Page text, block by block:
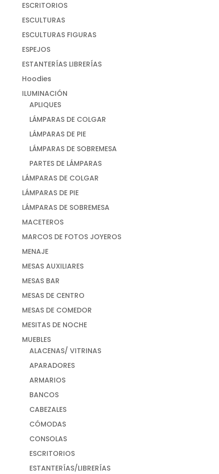
ESCRITORIOS
ESCULTURAS
ESCULTURAS FIGURAS
ESPEJOS
ESTANTERÍAS LIBRERÍAS
Hoodies
ILUMINACIÓN
APLIQUES
LÁMPARAS DE COLGAR
LÁMPARAS DE PIE
LÁMPARAS DE SOBREMESA
PARTES DE LÁMPARAS
LÁMPARAS DE COLGAR
LÁMPARAS DE PIE
LÁMPARAS DE SOBREMESA
MACETEROS
MARCOS DE FOTOS JOYEROS
MENAJE
MESAS AUXILIARES
MESAS BAR
MESAS DE CENTRO
MESAS DE COMEDOR
MESITAS DE NOCHE
MUEBLES
ALACENAS/ VITRINAS
APARADORES
ARMARIOS
BANCOS
CABEZALES
CÓMODAS
CONSOLAS
ESCRITORIOS
ESTANTERÍAS/LIBRERÍAS